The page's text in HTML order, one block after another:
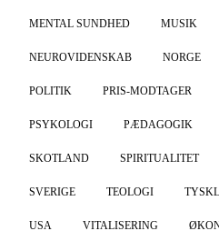
MENTAL SUNDHED MUSIK
NEUROVIDENSKAB NORGE
POLITIK PRIS-MODTAGER
PSYKOLOGI PÆDAGOGIK
SKOTLAND SPIRITUALITET
SVERIGE TEOLOGI
USA VITALISERING